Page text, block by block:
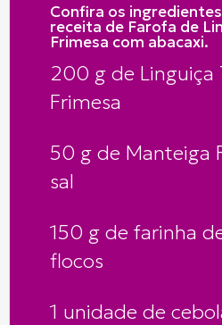
Confira os
receita de Farofa de
Frimesa com abacaxi.
200 g de Linguiça
Frimesa
50 g de Manteiga
sal
150 g de farinha
flocos
1 unidade de